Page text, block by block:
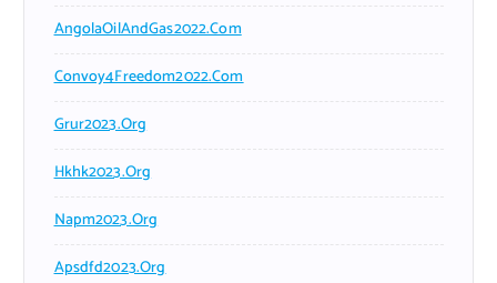
AngolaOilAndGas2022.com
Convoy4Freedom2022.com
Grur2023.org
Hkhk2023.org
Napm2023.org
Apsdfd2023.org